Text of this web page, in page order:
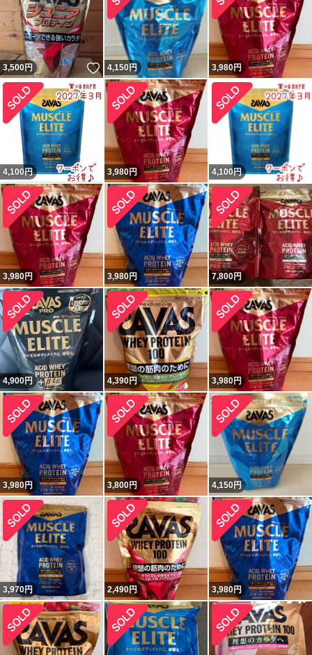
3,500円 いいね！
4,150円 3,980円
4,100円 3,980円 4,100円
3,980円 3,980円 7,800円
4,900円 4,390円 3,980円
3,980円 3,800円 4,150円
3,970円 2,490円 3,980円